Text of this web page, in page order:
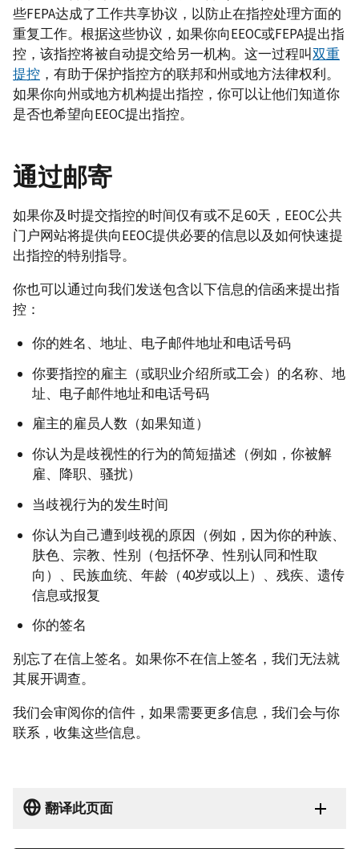
些FEPA达成了工作共享协议，以防止在指控处理方面的
重复工作。根据这些协议，如果你向EEOC或FEPA提出指
控，该指控将被自动提交给另一机构。这一过程叫双重
提控 ，有助于保护指控方的联邦和州或地方法律权利。
如果你向州或地方机构提出指控，你可以让他们知道你
是否也希望向EEOC提出指控。
通过邮寄
如果你及时提交指控的时间仅有或不足60天，EEOC公共
门户网站将提供向EEOC提供必要的信息以及如何快速提
出指控的特别指导。
你也可以通过向我们发送包含以下信息的信函来提出指
控：
你的姓名、地址、电子邮件地址和电话号码
你要指控的雇主（或职业介绍所或工会）的名称、地
址、电子邮件地址和电话号码
雇主的雇员人数（如果知道）
你认为是歧视性的行为的简短描述（例如，你被解
雇、降职、骚扰）
当歧视行为的发生时间
你认为自己遭到歧视的原因（例如，因为你的种族、
肤色、宗教、性别（包括怀孕、性别认同和性取
向）、民族血统、年龄（40岁或以上）、残疾、遗传
信息或报复
你的签名
别忘了在信上签名。如果你不在信上签名，我们无法就
其展开调查。
我们会审阅你的信件，如果需要更多信息，我们会与你
联系，收集这些信息。
翻译此页面